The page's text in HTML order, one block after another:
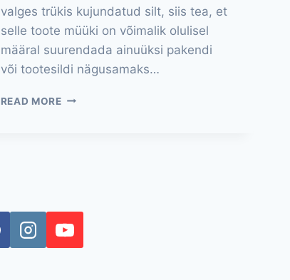
valges trükis kujundatud silt, siis tea, et
selle toote müüki on võimalik olulisel
määral suurendada ainuüksi pakendi
või tootesildi nägusamaks…
READ MORE TOOTESILDID